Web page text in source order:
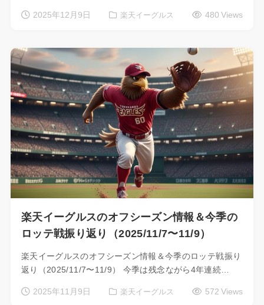
2025年12月9日 楽天イーグルス 480 Views
楽天イーグルスのオフシーズン情報＆今季の
ロッテ戦振り返り（2025/11/7〜11/9）
楽天イーグルスのオフシーズン情報＆今季のロッテ戦振り
返り（2025/11/7〜11/9） 今季は残念ながら4年連続…
2025年11月9日 楽天イーグルス 572 Views